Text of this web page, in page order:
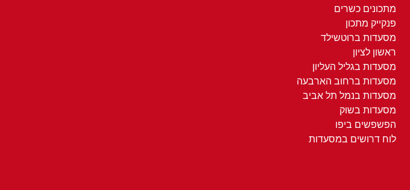
מתכונים כשרים
פנקייק מתכון
מסעדות ברוטשילד
ראשון לציון
מסעדות בגליל העליון
מסעדות ברחוב הארבעה
מסעדות בנמל תל אביב
מסעדות בשוק
הפשפשים ביפו
לוח דרושים במסעדות